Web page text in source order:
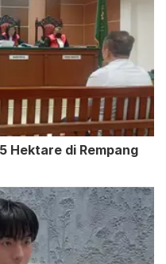
Hektare di Rempang